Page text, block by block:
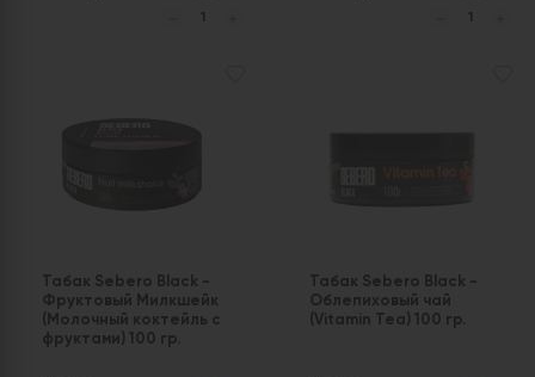
Табак Sebero Black -
Фруктовый Милкшейк
(Молочный коктейль с
фруктами) 100 гр.
Табак Sebero Black -
Облепиховый чай
(Vitamin Tea) 100 гр.